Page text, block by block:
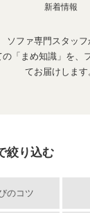
新着情報
ソファ専門スタッ
の「まめ知識」を、
てお届けします
絞り込む
のコツ